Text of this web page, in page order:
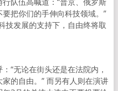
把你们的手伸向科技领域。”
技发展的支持下，自由终将取
“无论在街头还是在法院内，
的自由。” 而另有人则在演讲